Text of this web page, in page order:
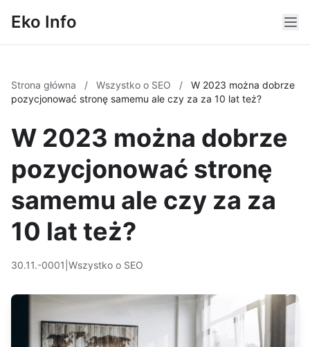
Eko Info
Strona główna / Wszystko o SEO /
W 2023 można dobrze
pozycjonować stronę samemu ale czy za za 10 lat też?
W 2023 można dobrze
pozycjonować stronę
samemu ale czy za za
10 lat też?
30.11.-0001 Wszystko o SEO